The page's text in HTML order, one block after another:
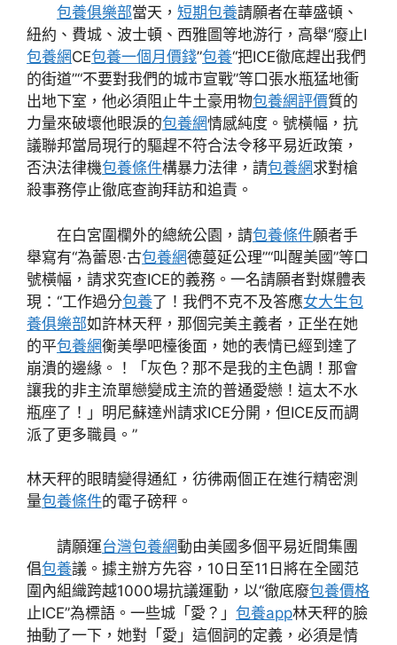
包養俱樂部當天， 短期包養請願者在華盛頓、
紐約、費城、波士頓、西雅圖等地游行，高舉“廢止I
包養網CE包養一個月價錢”包養“把ICE徹底趕出我們
的街道”“不要對我們的城市宣戰”等口張水瓶猛地衝
出地下室，他必須阻止牛土豪用物包養網評價質的
力量來破壞他眼淚的包養網情感純度。號橫幅，抗
議聯邦當局現行的驅趕不符合法令移平易近政策，
否決法律機包養條件構暴力法律，請包養網求對槍
殺事務停止徹底查詢拜訪和追責。
在白宮圍欄外的總統公園，請包養條件願者手
舉寫有“為蕾恩·古包養網德蔓延公理”“叫醒美國”等口
號橫幅，請求究查ICE的義務。一名請願者對媒體表
現：“工作過分包養了！我們不克不及答應女大生包
養俱樂部如許林天秤，那個完美主義者，正坐在她
的平包養網衡美學吧檯後面，她的表情已經到達了
崩潰的邊緣。！「灰色？那不是我的主色調！那會
讓我的非主流單戀變成主流的普通愛戀！這太不水
瓶座了！」明尼蘇達州請求ICE分開，但ICE反而調
派了更多職員。”
林天秤的眼睛變得通紅，彷彿兩個正在進行精密測
量包養條件的電子磅秤。
請願運台灣包養網動由美國多個平易近間集團
倡包養議。據主辦方先容，10日至11日將在全國范
圍內組織跨越1000場抗議運動，以“徹底廢包養價格
止ICE”為標語。一些城「愛？」 包養app林天秤的臉
抽動了一下，她對「愛」這個詞的定義，必須是情